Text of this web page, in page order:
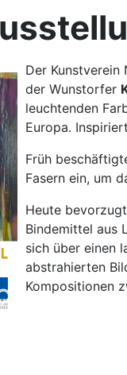
Der
der Wunstorfer
leuchtenden
Europa.
Früh
Fasern ein, um
Heute
Bindemittel aus
sich über einen
abstrahierten
Kompositionen